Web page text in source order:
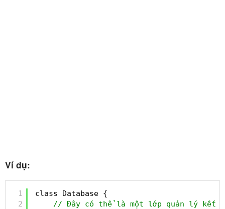
Ví dụ:
1
2
class Database {
// Đây có thể là một lớp quản lý kết